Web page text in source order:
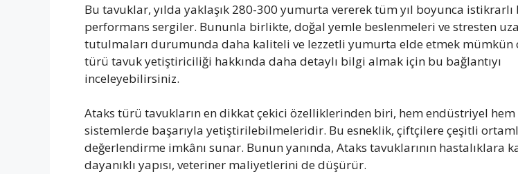
Bu tavuklar, yılda yaklaşık 280-300 yumurta vererek tüm yıl boyunca istikrarlı
performans sergiler. Bununla birlikte, doğal yemle beslenmeleri ve stresten
tutulmaları durumunda daha kaliteli ve lezzetli yumurta elde etmek mümkün
türü tavuk yetiştiriciliği hakkında daha detaylı bilgi almak için bu bağlantıyı
inceleyebilirsiniz.
Ataks türü tavukların en dikkat çekici özelliklerinden biri, hem endüstriyel hem
sistemlerde başarıyla yetiştirilebilmeleridir. Bu esneklik, çiftçilere çeşitli
değerlendirme imkânı sunar. Bunun yanında, Ataks tavuklarının hastalıklara
dayanıklı yapısı, veteriner maliyetlerini de düşürür.